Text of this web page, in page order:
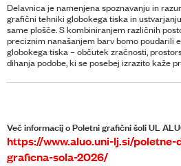
Delavnica je namenjena spoznavanju in
grafični tehniki globokega tiska in
same plošče. S kombiniranjem različnih
preciznim nanašanjem barv bomo poudarili
globokega tiska – občutek zračnosti,
dihanja podobe, ki se posebej izrazito kaže
Več informacij o Poletni grafični šoli UL
https://www.aluo.uni-lj.si/
graficna-sola-2026/